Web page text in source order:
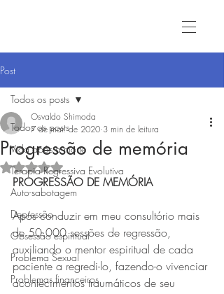
Post
Todos os posts
Vida após a morte
Terapia Regressiva Evolutiva
Auto-sabotagem
Depressão
Obsessão espiritual
Problema Sexual
Problemas financeiros
Todos os posts
Progressão de memória
Osvaldo Shimoda
7 de mar. de 2020 3 min de leitura
Avaliado com NaN de 5 estrelas.
PROGRESSÃO DE MEMÓRIA
Após conduzir em meu consultório mais
de 50.000 sessões de regressão,
auxiliando o mentor espiritual de cada
paciente a regredi-lo, fazendo-o vivenciar
acontecimentos traumáticos de seu